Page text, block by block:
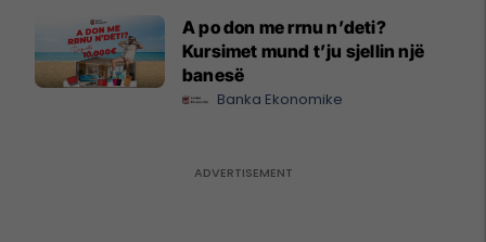
A po don me rrnu n’deti?
Kursimet mund t’ju sjellin një
banesë
Banka Ekonomike